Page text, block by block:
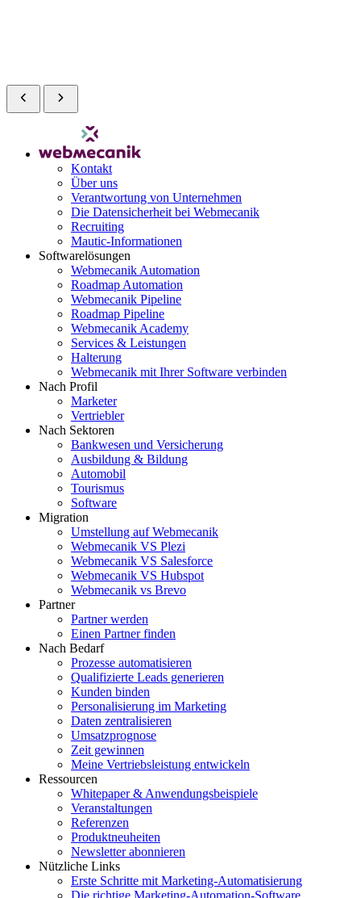
Kontakt
Über uns
Verantwortung von Unternehmen
Die Datensicherheit bei Webmecanik
Recruiting
Mautic-Informationen
Softwarelösungen
Webmecanik Automation
Roadmap Automation
Webmecanik Pipeline
Roadmap Pipeline
Webmecanik Academy
Services & Leistungen
Halterung
Webmecanik mit Ihrer Software verbinden
Nach Profil
Marketer
Vertriebler
Nach Sektoren
Bankwesen und Versicherung
Ausbildung & Bildung
Automobil
Tourismus
Software
Migration
Umstellung auf Webmecanik
Webmecanik VS Plezi
Webmecanik VS Salesforce
Webmecanik VS Hubspot
Webmecanik vs Brevo
Partner
Partner werden
Einen Partner finden
Nach Bedarf
Prozesse automatisieren
Qualifizierte Leads generieren
Kunden binden
Personalisierung im Marketing
Daten zentralisieren
Umsatzprognose
Zeit gewinnen
Meine Vertriebsleistung entwickeln
Ressourcen
Whitepaper & Anwendungsbeispiele
Veranstaltungen
Referenzen
Produktneuheiten
Newsletter abonnieren
Nützliche Links
Erste Schritte mit Marketing-Automatisierung
Die richtige Marketing-Automation-Software